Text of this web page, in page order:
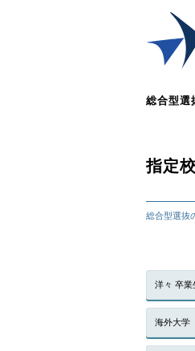
総合型選
指定
総合型選抜
洋々 卒業
海外大学